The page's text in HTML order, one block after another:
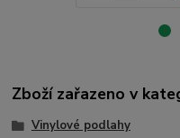
Zboží zařazeno v
Vinylové podlahy